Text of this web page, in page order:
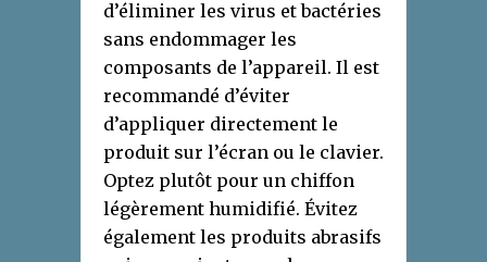
d’éliminer les virus et bactéries
sans endommager les
composants de l’appareil. Il est
recommandé d’éviter
d’appliquer directement le
produit sur l’écran ou le clavier.
Optez plutôt pour un chiffon
légèrement humidifié. Évitez
également les produits abrasifs